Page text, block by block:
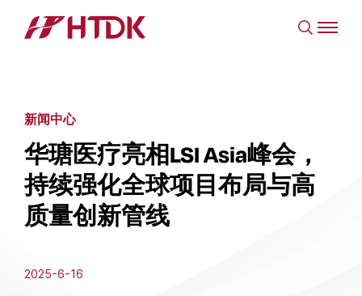
新闻中心
华瑭医疗亮相LSI Asia峰会，
持续强化全球项目布局与高
质量创新管线
2025-6-16